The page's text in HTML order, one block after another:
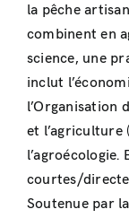
la pêche
combinent en
science, une
inclut
l’Organisation
et l’agriculture
l’agroécologie.
courtes/
Soutenue par